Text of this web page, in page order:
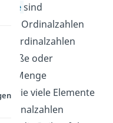
sind
und Ordinalzahlen
Kardinalzahlen
Größe oder
Menge
wie viele Elemente